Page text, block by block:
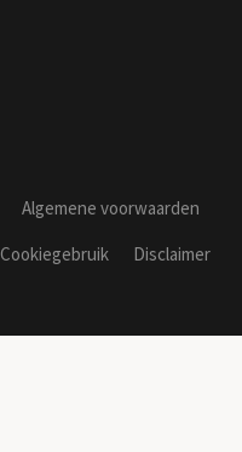
Algemene voorwaarden
Cookiegebruik
Disclaimer